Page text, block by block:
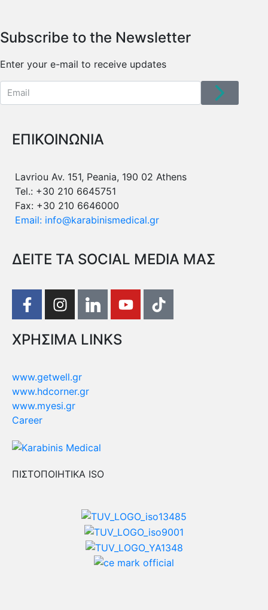
Subscribe to the Newsletter
Enter your e-mail to receive updates
ΕΠΙΚΟΙΝΩΝΙΑ
Lavriou Av. 151, Peania, 190 02 Athens
Tel.: +30 210 6645751
Fax: +30 210 6646000
Email: info@karabinismedical.gr
ΔEITE TA SOCIAL MEDIA ΜΑΣ
ΧΡΗΣΙΜΑ LINKS
www.getwell.gr
www.hdcorner.gr
www.myesi.gr
Career
ΠΙΣΤΟΠΟΙΗΤΙΚΑ ISO